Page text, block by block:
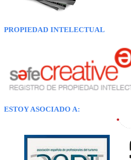
PROPIEDAD INTELECTUAL
ESTOY ASOCIADO A: